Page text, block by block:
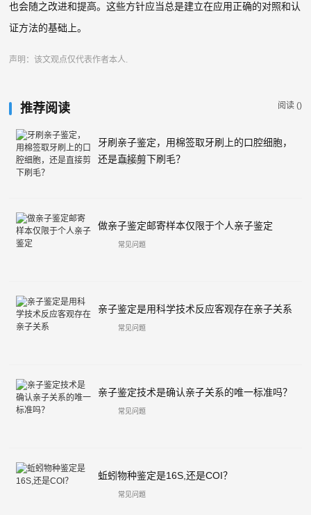
也会随之改进和提高。这些方针应当总是建立在应用正确的对照和认
证方法的基础上。
声明：该文观点仅代表作者本人.
阅读 ()
推荐阅读
牙刷亲子鉴定，用棉签取牙刷上的口腔细胞，
还是直接剪下刷毛？
常见问题
做亲子鉴定邮寄样本仅限于个人亲子鉴定
常见问题
亲子鉴定是用科学技术反应客观存在亲子关系
常见问题
亲子鉴定技术是确认亲子关系的唯一标准吗？
常见问题
蚯蚓物种鉴定是16S,还是COI？
常见问题